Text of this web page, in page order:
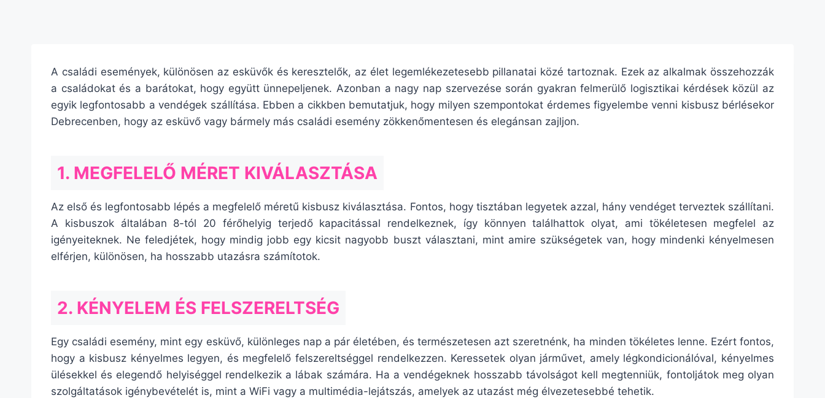
A családi események, különösen az esküvők és keresztelők, az élet legemlékezetesebb pillanatai közé tartoznak. Ezek az alkalmak összehozzák
a családokat és a barátokat, hogy együtt ünnepeljenek. Azonban a nagy nap szervezése során gyakran felmerülő logisztikai kérdések közül az
egyik legfontosabb a vendégek szállítása. Ebben a cikkben bemutatjuk, hogy milyen szempontokat érdemes figyelembe venni kisbusz bérlésekor
Debrecenben, hogy az esküvő vagy bármely más családi esemény zökkenőmentesen és elegánsan zajljon.
1. MEGFELELŐ MÉRET KIVÁLASZTÁSA
Az első és legfontosabb lépés a megfelelő méretű kisbusz kiválasztása. Fontos, hogy tisztában legyetek azzal, hány vendéget terveztek szállítani.
A kisbuszok általában 8-tól 20 férőhelyig terjedő kapacitással rendelkeznek, így könnyen találhattok olyat, ami tökéletesen megfelel az
igényeiteknek. Ne feledjétek, hogy mindig jobb egy kicsit nagyobb buszt választani, mint amire szükségetek van, hogy mindenki kényelmesen
elférjen, különösen, ha hosszabb utazásra számítotok.
2. KÉNYELEM ÉS FELSZERELTSÉG
Egy családi esemény, mint egy esküvő, különleges nap a pár életében, és természetesen azt szeretnénk, ha minden tökéletes lenne. Ezért fontos,
hogy a kisbusz kényelmes legyen, és megfelelő felszereltséggel rendelkezzen. Keressetek olyan járművet, amely légkondicionálóval, kényelmes
ülésekkel és elegendő helyiséggel rendelkezik a lábak számára. Ha a vendégeknek hosszabb távolságot kell megtenniük, fontoljátok meg olyan
szolgáltatások igénybevételét is, mint a WiFi vagy a multimédia-lejátszás, amelyek az utazást még élvezetesebbé tehetik.